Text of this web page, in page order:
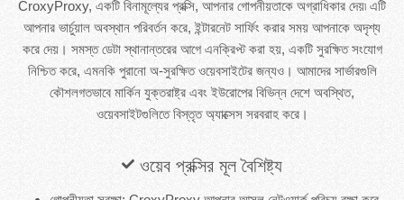
CroxyProxy, একটি বিনামূল্যের প্রক্সি, আপনার গোপনীয়তাকে অগ্রাধিকার দেয়৷ এটি
আপনার ভার্চুয়াল অবস্থান পরিবর্তন করে, ইন্টারনেট সার্ফিং করার সময় আপনাকে অদৃশ্য
করে দেয়। সমস্ত ডেটা স্থানান্তরের আগে এনক্রিপ্ট করা হয়, একটি সুরক্ষিত সংযোগ
নিশ্চিত করে, এমনকি পুরানো অ-সুরক্ষিত ওয়েবসাইটের জন্যও। আমাদের সার্ভারগুলি
কৌশলগতভাবে মার্কিন যুক্তরাষ্ট্র এবং ইউরোপের বিভিন্ন দেশে অবস্থিত,
ওয়েবসাইটগুলিতে বিস্তৃত অ্যাক্সেস সরবরাহ করে।
ওয়েব প্রক্সির মূল বৈশিষ্ট্য